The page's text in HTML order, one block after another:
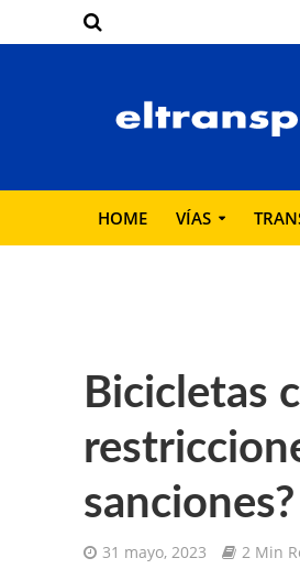
HOME VÍAS
Bicicletas
sanciones?
31 mayo, 2023 2 Min